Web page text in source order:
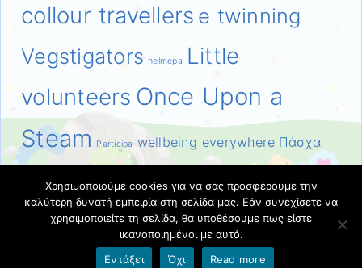
collour travellers e twinning
Vegstigators helmepa
Little
volunteers Once Upon a
Steam
Participa wellbeing everywhere Πάσχα
Σχέδιο Δράσης Τέχνη
Χριστούγεννα
Χρησιμοποιούμε cookies για να σας προσφέρουμε την
καλύτερη δυνατή εμπειρία στη σελίδα μας. Εάν συνεχίσετε να
χρησιμοποιείτε τη σελίδα, θα υποθέσουμε πως είστε
ικανοποιημένοι με αυτό.
Εντάξει
Όχι Read more